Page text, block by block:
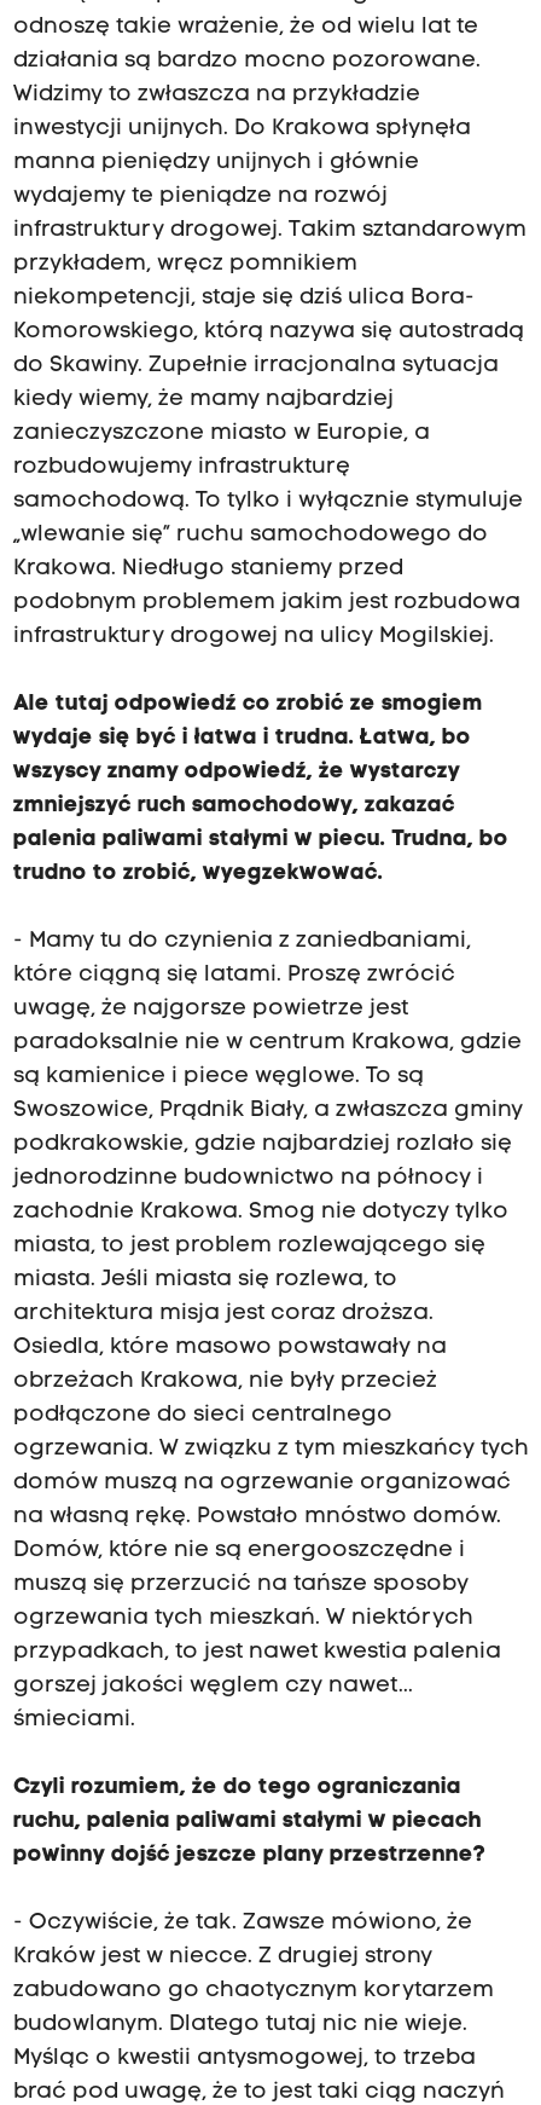
odnoszę takie wrażenie, że od wielu lat te
działania są bardzo mocno pozorowane.
Widzimy to zwłaszcza na przykładzie
inwestycji unijnych. Do Krakowa spłynęła
manna pieniędzy unijnych i głównie
wydajemy te pieniądze na rozwój
infrastruktury drogowej. Takim sztandarowym
przykładem, wręcz pomnikiem
niekompetencji, staje się dziś ulica Bora-
Komorowskiego, którą nazywa się autostradą
do Skawiny. Zupełnie irracjonalna sytuacja
kiedy wiemy, że mamy najbardziej
zanieczyszczone miasto w Europie, a
rozbudowujemy infrastrukturę
samochodową. To tylko i wyłącznie stymuluje
„wlewanie się” ruchu samochodowego do
Krakowa. Niedługo staniemy przed
podobnym problemem jakim jest rozbudowa
infrastruktury drogowej na ulicy Mogilskiej.
Ale tutaj odpowiedź co zrobić ze smogiem
wydaje się być i łatwa i trudna. Łatwa, bo
wszyscy znamy odpowiedź, że wystarczy
zmniejszyć ruch samochodowy, zakazać
palenia paliwami stałymi w piecu. Trudna, bo
trudno to zrobić, wyegzekwować.
- Mamy tu do czynienia z zaniedbaniami,
które ciągną się latami. Proszę zwrócić
uwagę, że najgorsze powietrze jest
paradoksalnie nie w centrum Krakowa, gdzie
są kamienice i piece węglowe. To są
Swoszowice, Prądnik Biały, a zwłaszcza gminy
podkrakowskie, gdzie najbardziej rozlało się
jednorodzinne budownictwo na północy i
zachodnie Krakowa. Smog nie dotyczy tylko
miasta, to jest problem rozlewającego się
miasta. Jeśli miasta się rozlewa, to
architektura misja jest coraz droższa.
Osiedla, które masowo powstawały na
obrzeżach Krakowa, nie były przecież
podłączone do sieci centralnego
ogrzewania. W związku z tym mieszkańcy tych
domów muszą na ogrzewanie organizować
na własną rękę. Powstało mnóstwo domów.
Domów, które nie są energooszczędne i
muszą się przerzucić na tańsze sposoby
ogrzewania tych mieszkań. W niektórych
przypadkach, to jest nawet kwestia palenia
gorszej jakości węglem czy nawet...
śmieciami.
Czyli rozumiem, że do tego ograniczania
ruchu, palenia paliwami stałymi w piecach
powinny dojść jeszcze plany przestrzenne?
- Oczywiście, że tak. Zawsze mówiono, że
Kraków jest w niecce. Z drugiej strony
zabudowano go chaotycznym korytarzem
budowlanym. Dlatego tutaj nic nie wieje.
Myśląc o kwestii antysmogowej, to trzeba
brać pod uwagę, że to jest taki ciąg naczyń